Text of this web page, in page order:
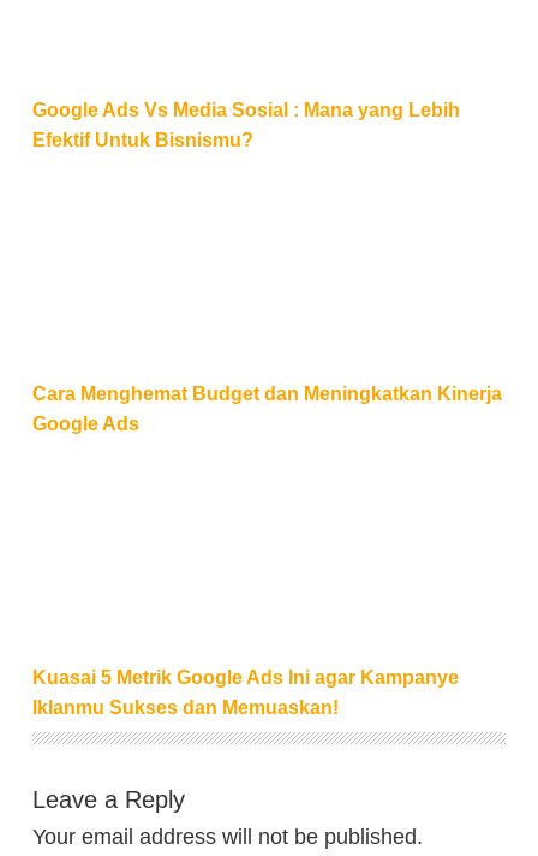
Google Ads Vs Media Sosial : Mana yang Lebih
Efektif Untuk Bisnismu?
Cara Menghemat Budget dan Meningkatkan Kinerja
Google Ads
Kuasai 5 Metrik Google Ads Ini agar Kampanye
Iklanmu Sukses dan Memuaskan!
Leave a Reply
Your email address will not be published.